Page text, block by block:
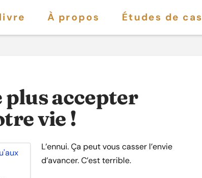
À propos Études de cas
plus accepter
vie !
L’ennui. Ça peut vous casser l’envie
d’avancer. C’est terrible.